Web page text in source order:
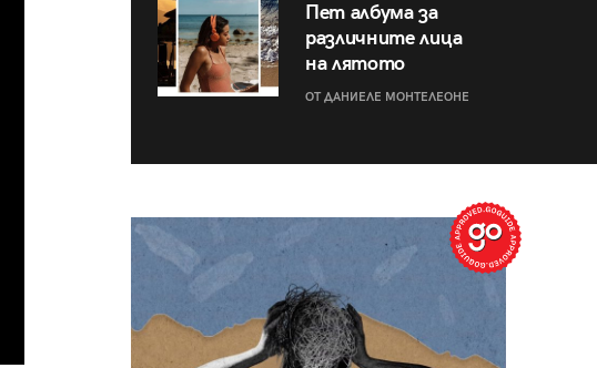
Пет албума за
различните лица
на лятото
ОТ ДАНИЕЛЕ МОНТЕЛЕОНЕ